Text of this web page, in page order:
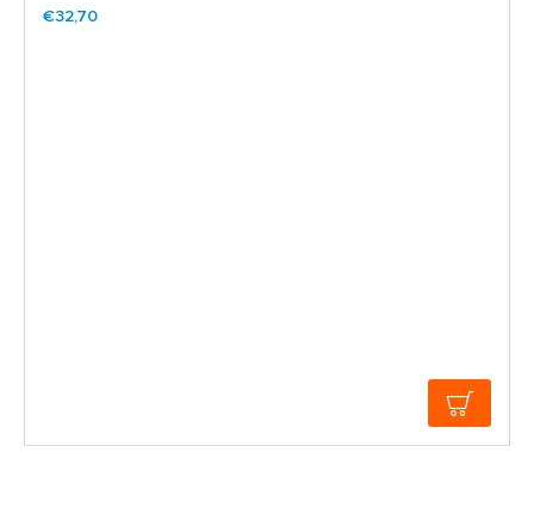
€32,70